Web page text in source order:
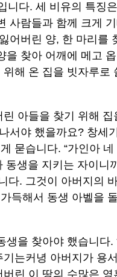
니다. 세 비유의 특징
사람들과 함께 크게
어버린 양, 한 마리를
찾아 어깨에 메고
해 온 집을 빗자루로
아들을 찾기 위해 집
서야 했을까요? 창세
묻습니다. “가인아 네
동생을 지키는 자이니
다. 그것이 아버지의
득해서 동생 아벨을
생을 찾아야 했습니다.
는커녕 아버지가 용
린 이 땅의 수많은 영